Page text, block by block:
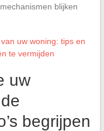
blijken
uw woning: tips en
te vermijden
uw
begrijpen